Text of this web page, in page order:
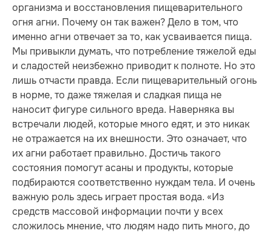
организма и восстановления пищеварительного
огня агни. Почему он так важен? Дело в том, что
именно агни отвечает за то, как усваивается пища.
Мы привыкли думать, что потребление тяжелой еды
и сладостей неизбежно приводит к полноте. Но это
лишь отчасти правда. Если пищеварительный огонь
в норме, то даже тяжелая и сладкая пища не
наносит фигуре сильного вреда. Наверняка вы
встречали людей, которые много едят, и это никак
не отражается на их внешности. Это означает, что
их агни работает правильно. Достичь такого
состояния помогут асаны и продукты, которые
подбираются соответственно нуждам тела. И очень
важную роль здесь играет простая вода. «Из
средств массовой информации почти у всех
сложилось мнение, что людям надо пить много, до